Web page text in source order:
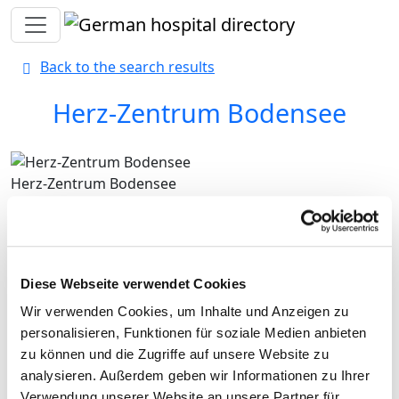
Diese Webseite verwendet Cookies
Wir verwenden Cookies, um Inhalte und Anzeigen zu
personalisieren, Funktionen für soziale Medien anbieten
zu können und die Zugriffe auf unsere Website zu
analysieren. Außerdem geben wir Informationen zu Ihrer
Toggle navigation
Back to the search results
Herz-Zentrum Bodensee
Herz-Zentrum Bodensee